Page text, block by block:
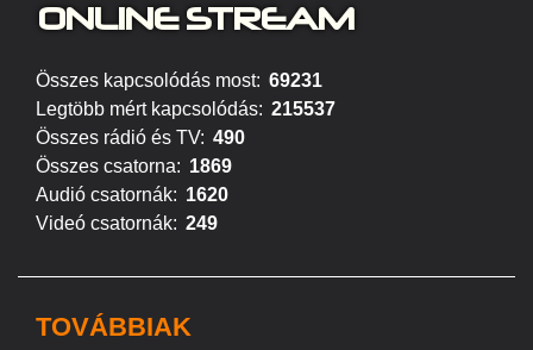
ONLINE STREAM
Összes kapcsolódás most: 69231
Legtöbb mért kapcsolódás: 215537
Összes rádió és TV: 490
Összes csatorna: 1869
Audió csatornák: 1620
Videó csatornák: 249
TOVÁBBIAK